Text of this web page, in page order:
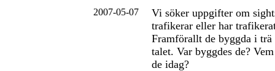
2007-05-07
Vi söker uppgifter om
trafikerar eller har
Framförallt de byggda i trä
talet. Var byggdes de?
de idag?